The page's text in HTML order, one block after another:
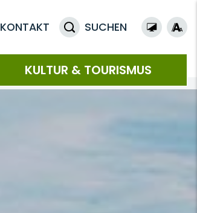
KONTAKT SUCHEN
KULTUR & TOURISMUS